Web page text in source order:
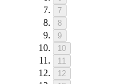
7
8
9
10
11
12